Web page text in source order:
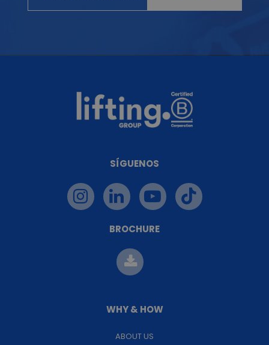
SÍGUENOS
BROCHURE
WHY & HOW
ABOUT US